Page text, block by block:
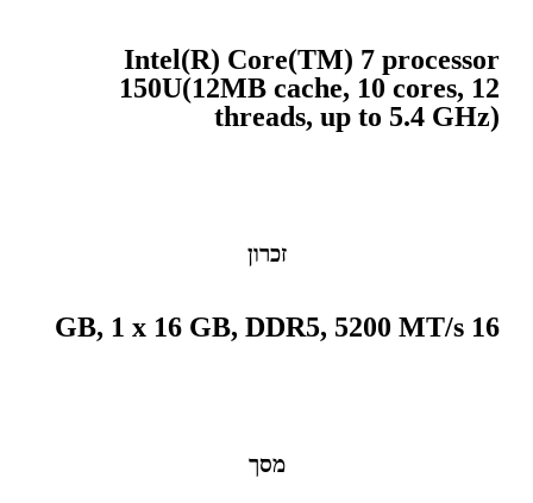
Intel(R) Core(TM) 7 processor
150U(12MB cache, 10 cores, 12
threads, up to 5.4 GHz)
זכרון
16 GB, 1 x 16 GB, DDR5, 5200 MT/s
מסך